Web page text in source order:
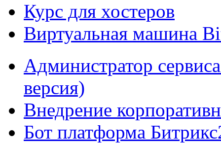
Курс для хостеров
Виртуальная машина
Администратор
версия)
Внедрение
Бот платформа